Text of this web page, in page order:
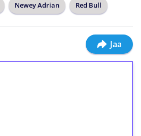
Newey Adrian Red Bull
Jaa